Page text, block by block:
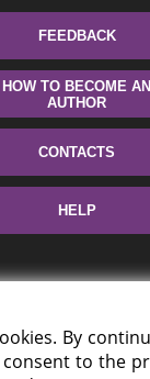
FEEDBACK
HOW TO BECOME AN
AUTHOR
CONTACTS
HELP
By
to the